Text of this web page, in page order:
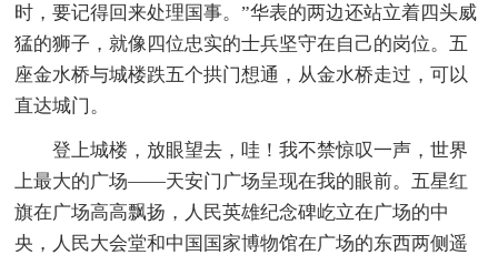
时，要记得回来处理国事。”华表的两边还站立着四头威
猛的狮子，就像四位忠实的士兵坚守在自己的岗位。五
座金水桥与城楼跌五个拱门想通，从金水桥走过，可以
直达城门。
登上城楼，放眼望去，哇！我不禁惊叹一声，世界
上最大的广场——天安门广场呈现在我的眼前。五星红
旗在广场高高飘扬，人民英雄纪念碑屹立在广场的中
央，人民大会堂和中国国家博物馆在广场的东西两侧遥